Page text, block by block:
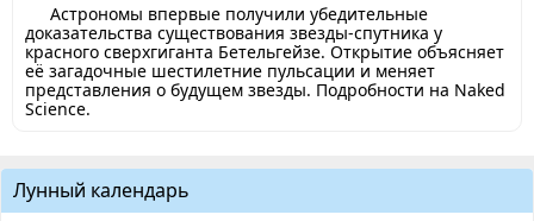
Астрономы впервые получили убедительные
доказательства существования звезды-спутника у
красного сверхгиганта Бетельгейзе. Открытие объясняет
её загадочные шестилетние пульсации и меняет
представления о будущем звезды. Подробности на Naked
Science.
Лунный календарь